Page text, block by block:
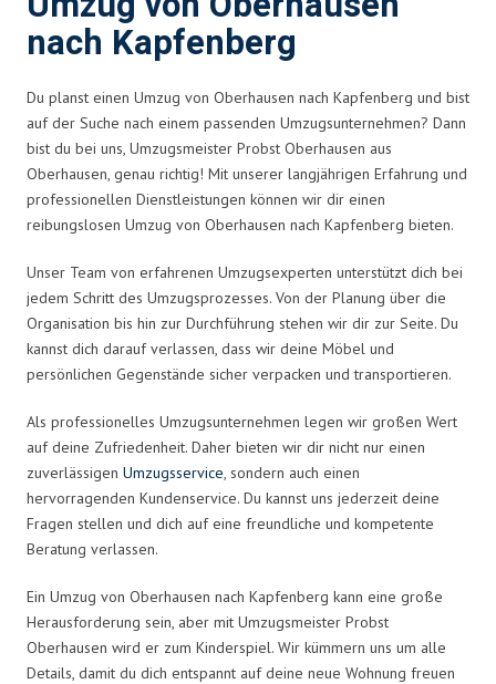
nach Kapfenberg
Du planst einen Umzug von Oberhausen nach Kapfenberg und bist
auf der Suche nach einem passenden Umzugsunternehmen? Dann
bist du bei uns, Umzugsmeister Probst Oberhausen aus
Oberhausen, genau richtig! Mit unserer langjährigen Erfahrung und
professionellen Dienstleistungen können wir dir einen
reibungslosen Umzug von Oberhausen nach Kapfenberg bieten.
Unser Team von erfahrenen Umzugsexperten unterstützt dich bei
jedem Schritt des Umzugsprozesses. Von der Planung über die
Organisation bis hin zur Durchführung stehen wir dir zur Seite. Du
kannst dich darauf verlassen, dass wir deine Möbel und
persönlichen Gegenstände sicher verpacken und transportieren.
Als professionelles Umzugsunternehmen legen wir großen Wert
auf deine Zufriedenheit. Daher bieten wir dir nicht nur einen
zuverlässigen Umzugsservice, sondern auch einen
hervorragenden Kundenservice. Du kannst uns jederzeit deine
Fragen stellen und dich auf eine freundliche und kompetente
Beratung verlassen.
Ein Umzug von Oberhausen nach Kapfenberg kann eine große
Herausforderung sein, aber mit Umzugsmeister Probst
Oberhausen wird er zum Kinderspiel. Wir kümmern uns um alle
Details, damit du dich entspannt auf deine neue Wohnung freuen